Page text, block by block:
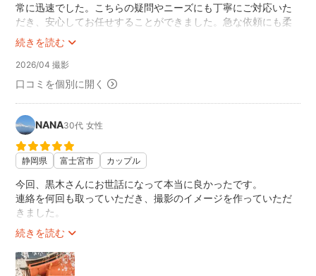
続きを読む
常に迅速でした。こちらの疑問やニーズにも丁寧にご対応いた
だき、安心してお任せすることができました。急な依頼にも柔
軟に対応してくださり、おかげさまで素晴らしい撮影となりま
した。ありがとうございました！
2026/04 撮影
口コミを個別に開く
NANA30代 女性
静岡県 富士宮市 カップル
続きを読む
今回、黒木さんにお世話になって本当に良かったです。
連絡を何回も取っていただき、撮影のイメージを作っていただ
きました。
おかげさまで、撮影もスムーズに楽しい雰囲気の中で行われ、
黒木さんの若いセンスで仕上がっていました。
また機会がありましたらお願いしたいと思います。